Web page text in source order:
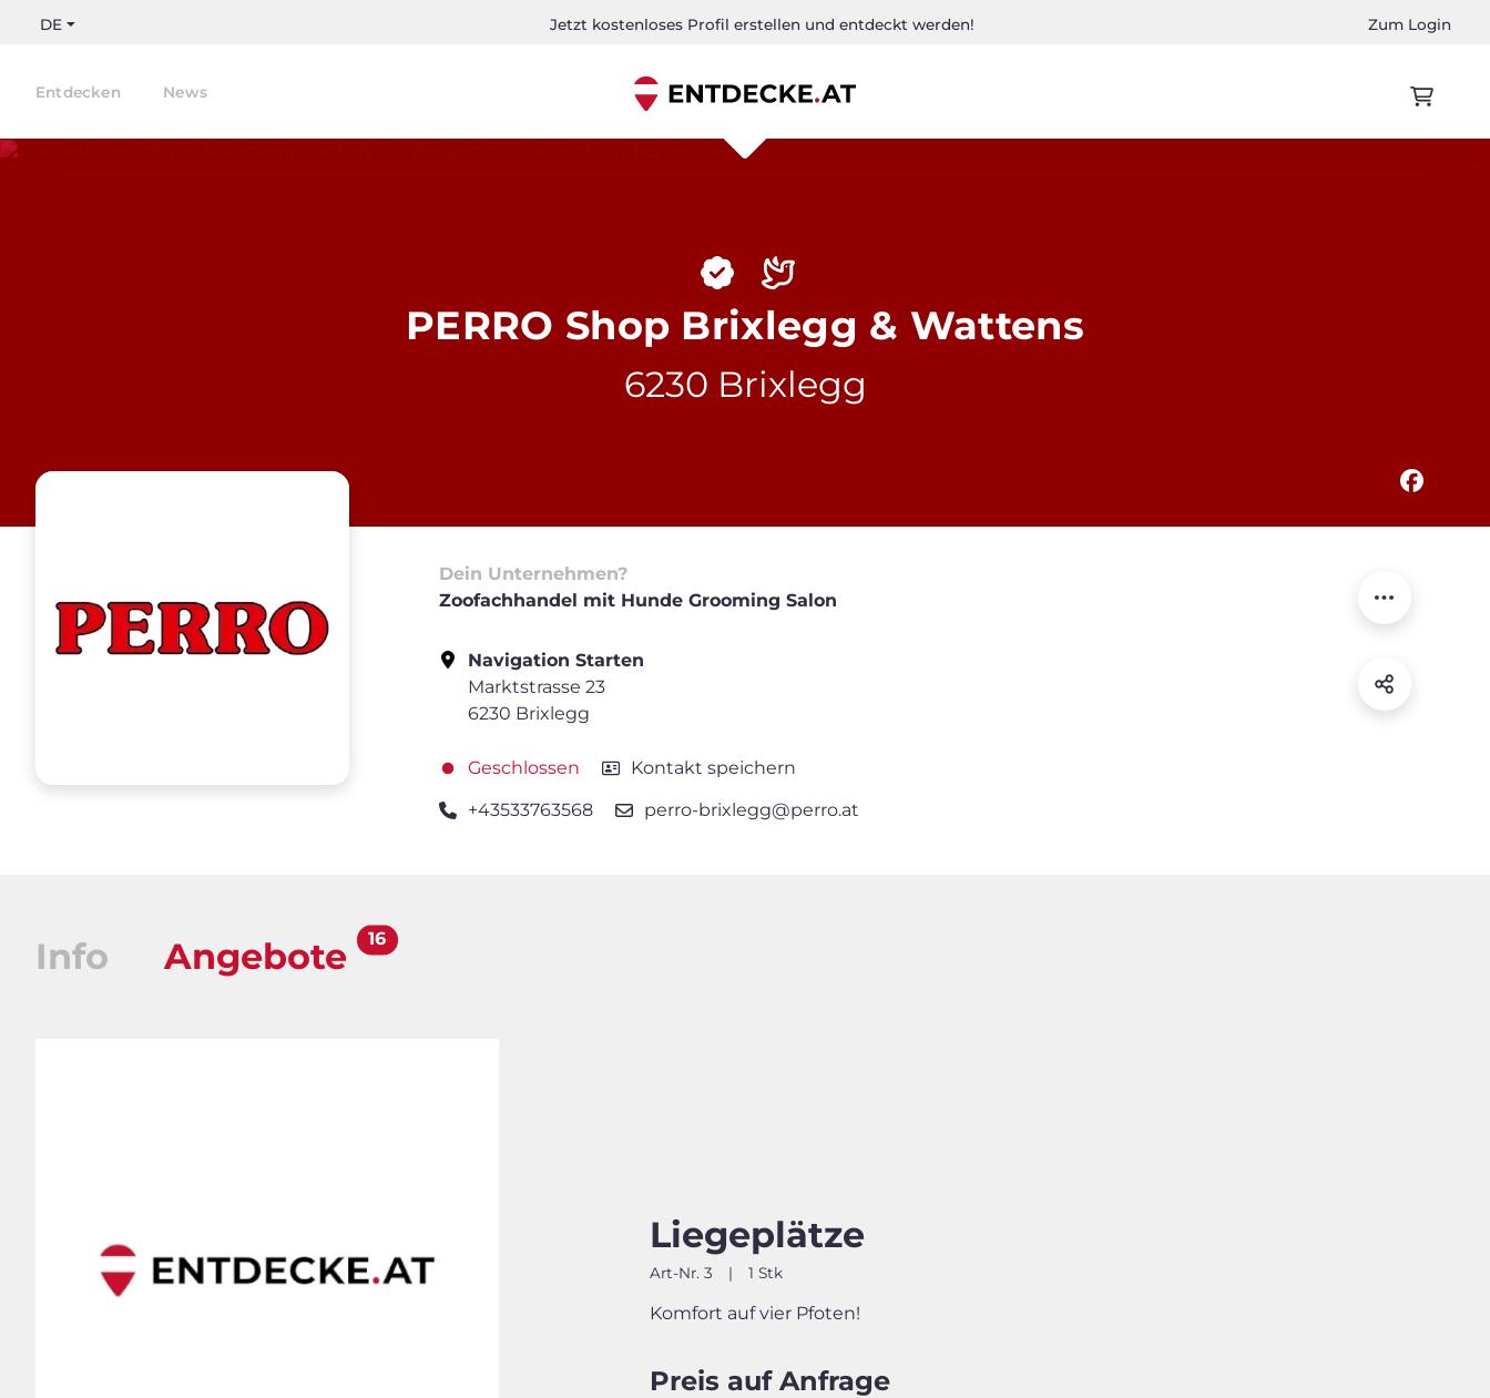
DE Jetzt kostenloses Profil erstellen und entdeckt werden! Zum Login
Entdecken News
PERRO Shop Brixlegg & Wattens
6230 Brixlegg
Dein Unternehmen?
Zoofachhandel mit Hunde Grooming Salon
Navigation Starten
Marktstrasse 23
6230 Brixlegg
Geschlossen Kontakt speichern
+43533763568 perro-brixlegg@perro.at
Info Angebote 16
Liegeplätze
Art-Nr. 3 | 1 Stk
Komfort auf vier Pfoten!
Preis auf Anfrage